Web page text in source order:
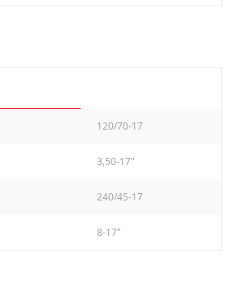
120/70-17
3,50-17"
240/45-17
8-17"